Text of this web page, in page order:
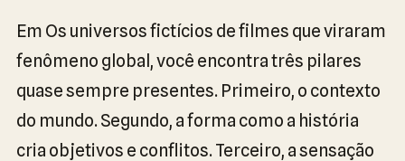
Em Os universos fictícios de filmes que viraram
fenômeno global, você encontra três pilares
quase sempre presentes. Primeiro, o contexto
do mundo. Segundo, a forma como a história
cria objetivos e conflitos. Terceiro, a sensação